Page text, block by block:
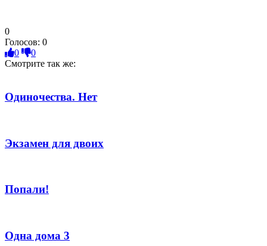
0
Голосов: 0
0
0
Смотрите так же:
Одиночества. Нет
Экзамен для двоих
Попали!
Одна дома 3